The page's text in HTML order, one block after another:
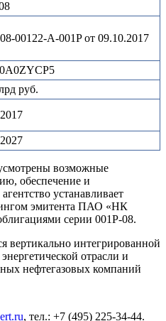
00122-A-001P от 09.10.2017
руб.
возможные
обеспечение и
устанавливает
эмитента ПАО «НК
серии 001P-08.
интегрированной
отрасли и
нефтегазовых компаний
, тел.: +7 (495) 225-34-44.